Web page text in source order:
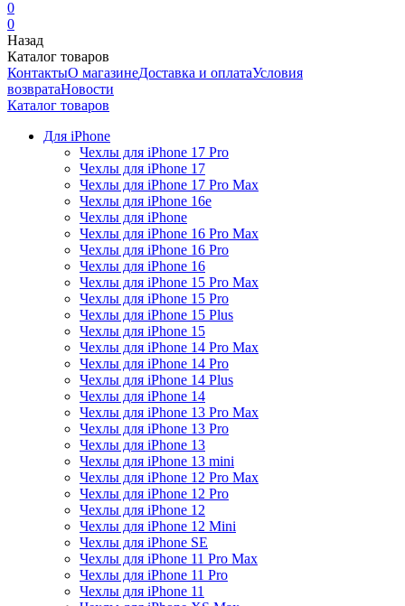
0
0
Назад
Каталог товаров
КонтактыО магазинеДоставка и оплатаУсловия
возвратаНовости
Каталог товаров
Для iPhone
Чехлы для iPhone 17 Pro
Чехлы для iPhone 17
Чехлы для iPhone 17 Pro Max
Чехлы для iPhone 16e
Чехлы для iPhone
Чехлы для iPhone 16 Pro Max
Чехлы для iPhone 16 Pro
Чехлы для iPhone 16
Чехлы для iPhone 15 Pro Max
Чехлы для iPhone 15 Pro
Чехлы для iPhone 15 Plus
Чехлы для iPhone 15
Чехлы для iPhone 14 Pro Max
Чехлы для iPhone 14 Pro
Чехлы для iPhone 14 Plus
Чехлы для iPhone 14
Чехлы для iPhone 13 Pro Max
Чехлы для iPhone 13 Pro
Чехлы для iPhone 13
Чехлы для iPhone 13 mini
Чехлы для iPhone 12 Pro Max
Чехлы для iPhone 12 Pro
Чехлы для iPhone 12
Чехлы для iPhone 12 Mini
Чехлы для iPhone SE
Чехлы для iPhone 11 Pro Max
Чехлы для iPhone 11 Pro
Чехлы для iPhone 11